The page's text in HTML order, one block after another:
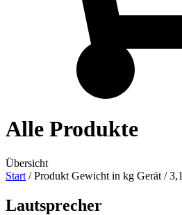
Alle Produkte
Übersicht
Start / Produkt Gewicht in kg Gerät / 3,1
Lautsprecher